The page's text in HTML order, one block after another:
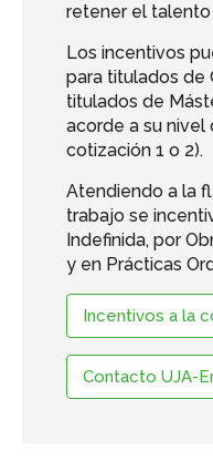
retener el talento
Los incentivos
para titulados de
titulados de
acorde a su
cotización 1 o 2).
Atendiendo a la
trabajo se
Indefinida, por
y en Prácticas
Incentivos a la
Contacto UJA-